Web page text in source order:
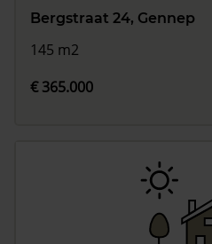
Bergstraat 24, Gennep
145 m2
€ 365.000